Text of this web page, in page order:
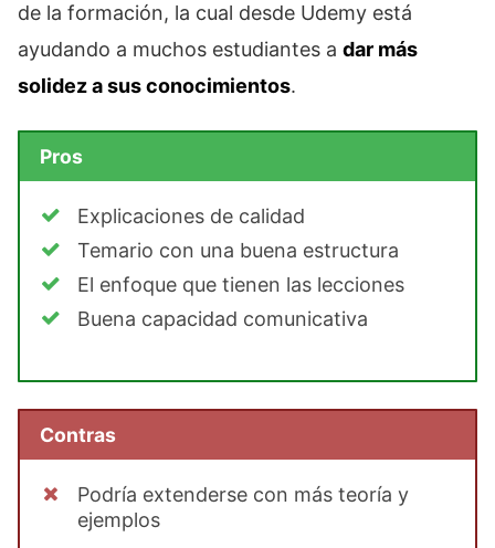
de la formación, la cual desde Udemy está
ayudando a muchos estudiantes a dar más
solidez a sus conocimientos.
Pros
Explicaciones de calidad
Temario con una buena estructura
El enfoque que tienen las lecciones
Buena capacidad comunicativa
Contras
Podría extenderse con más teoría y
ejemplos